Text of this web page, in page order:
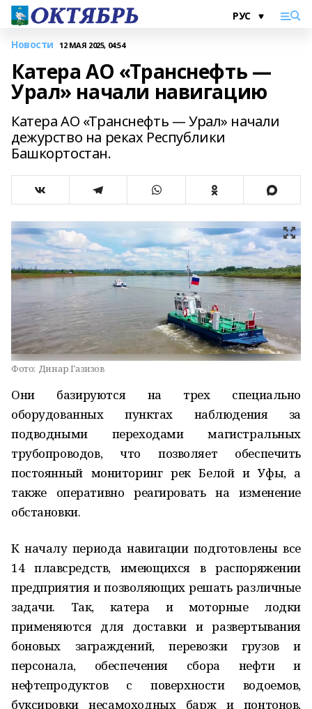
Новости 12 МАЯ 2025, 04:54
Катера АО «Транснефть —
Урал» начали навигацию
Катера АО «Транснефть — Урал» начали
дежурство на реках Республики
Башкортостан.
Фото: Динар Газизов
Они базируются на трех специально
оборудованных пунктах наблюдения за
подводными переходами магистральных
трубопроводов, что позволяет обеспечить
постоянный мониторинг рек Белой и Уфы, а
также оперативно реагировать на изменение
обстановки.
К началу периода навигации подготовлены все
14 плавсредств, имеющихся в распоряжении
предприятия и позволяющих решать различные
задачи. Так, катера и моторные лодки
применяются для доставки и развертывания
боновых заграждений, перевозки грузов и
персонала, обеспечения сбора нефти и
нефтепродуктов с поверхности водоемов,
буксировки несамоходных барж и понтонов,